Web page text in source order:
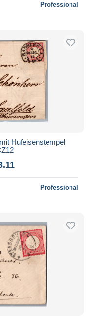
Professional
Hufeisenstempel
Professional